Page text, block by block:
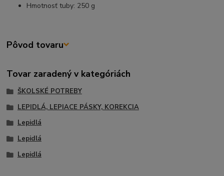
Hmotnosť tuby: 250 g
Pôvod tovaru
Tovar zaradený v kategóriách
ŠKOLSKÉ POTREBY
LEPIDLÁ, LEPIACE PÁSKY, KOREKCIA
Lepidlá
Lepidlá
Lepidlá